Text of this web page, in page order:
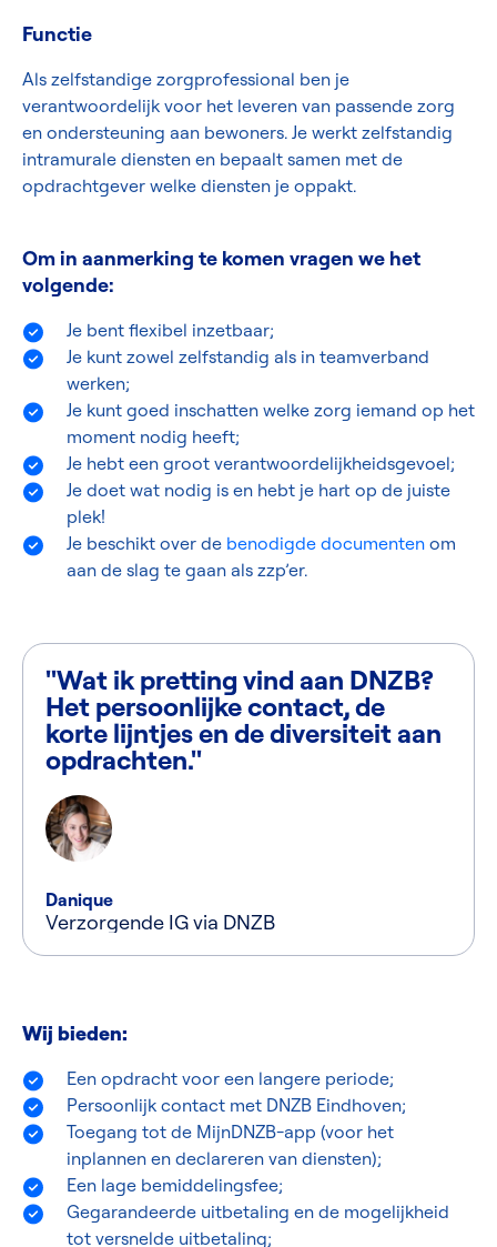
Functie
Als zelfstandige zorgprofessional ben je
verantwoordelijk voor het leveren van passende zorg
en ondersteuning aan bewoners. Je werkt zelfstandig
intramurale diensten en bepaalt samen met de
opdrachtgever welke diensten je oppakt.
Om in aanmerking te komen vragen we het
volgende:
Je bent flexibel inzetbaar;
Je kunt zowel zelfstandig als in teamverband
werken;
Je kunt goed inschatten welke zorg iemand op het
moment nodig heeft;
Je hebt een groot verantwoordelijkheidsgevoel;
Je doet wat nodig is en hebt je hart op de juiste
plek!
Je beschikt over de benodigde documenten om
aan de slag te gaan als zzp’er.
"Wat ik pretting vind aan DNZB?
Het persoonlijke contact, de
korte lijntjes en de diversiteit aan
opdrachten."
Danique
Verzorgende IG via DNZB
Wij bieden:
Een opdracht voor een langere periode;
Persoonlijk contact met DNZB Eindhoven;
Toegang tot de MijnDNZB-app (voor het
inplannen en declareren van diensten);
Een lage bemiddelingsfee;
Gegarandeerde uitbetaling en de mogelijkheid
tot versnelde uitbetaling;